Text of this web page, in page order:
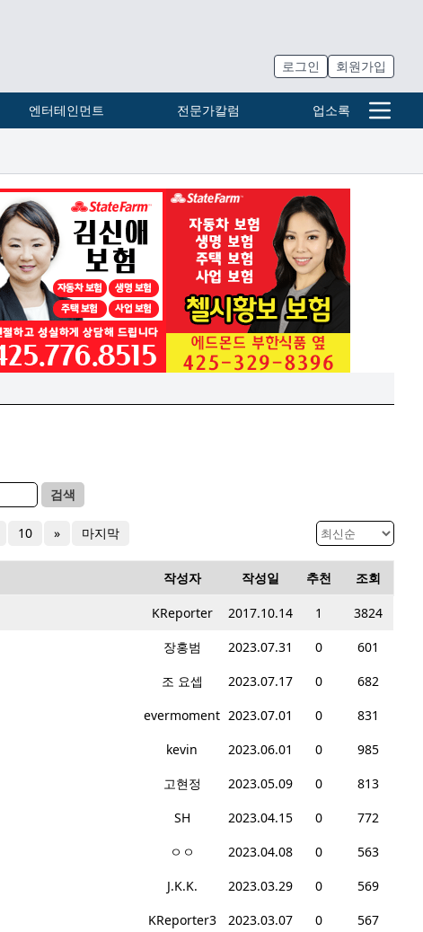
로그인 회원가입
엔터테인먼트 전문가칼럼 업소록
검색
10 » 마지막
작성자 작성일 추천 조회
KReporter 2017.10.14 1
3824
장홍범 2023.07.31 0
601
조 요셉 2023.07.17 0
682
evermoment 2023.07.01 0
831
kevin 2023.06.01 0
985
고현정 2023.05.09 0
813
SH 2023.04.15 0
772
ㅇㅇ 2023.04.08 0
563
J.K.K. 2023.03.29 0
569
KReporter3 2023.03.07 0
567